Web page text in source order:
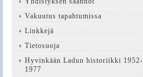
Vakuutus tapahtumissa
Linkkejä
Tietosuoja
Hyvinkään Ladun historiikki 1952-
1977